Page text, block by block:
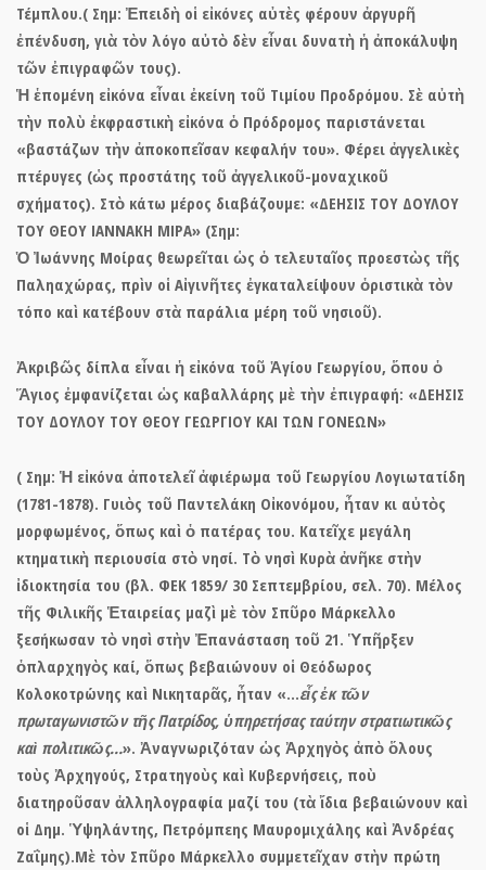
Τέμπλου.( Σημ: Ἐπειδὴ οἱ εἰκόνες αὐτὲς φέρουν ἀργυρῆ
ἐπένδυση, γιὰ τὸν λόγο αὐτὸ δὲν εἶναι δυνατὴ ἡ ἀποκάλυψη
τῶν ἐπιγραφῶν τους).
Ἡ ἑπομένη εἰκόνα εἶναι ἐκείνη τοῦ Τιμίου Προδρόμου. Σὲ αὐτὴ
τὴν πολὺ ἐκφραστικὴ εἰκόνα ὁ Πρόδρομος παριστάνεται
«βαστάζων τὴν ἀποκοπεῖσαν κεφαλήν του». Φέρει ἀγγελικὲς
πτέρυγες (ὡς προστάτης τοῦ ἀγγελικοῦ-μοναχικοῦ
σχήματος). Στὸ κάτω μέρος διαβάζουμε: «ΔΕΗΣΙΣ ΤΟΥ ΔΟΥΛΟΥ
ΤΟΥ ΘΕΟΥ ΙΑΝΝΑΚΗ ΜΙΡΑ» (Σημ:
Ὁ Ἰωάννης Μοίρας θεωρεῖται ὡς ὁ τελευταῖος προεστὼς τῆς
Παληαχώρας, πρὶν οἱ Αἰγινῆτες ἐγκαταλείψουν ὁριστικὰ τὸν
τόπο καὶ κατέβουν στὰ παράλια μέρη τοῦ νησιοῦ).
Ἀκριβῶς δίπλα εἶναι ἡ εἰκόνα τοῦ Ἁγίου Γεωργίου, ὅπου ὁ
Ἅγιος ἐμφανίζεται ὡς καβαλλάρης μὲ τὴν ἐπιγραφή: «ΔΕΗΣΙΣ
ΤΟΥ ΔΟΥΛΟΥ ΤΟΥ ΘΕΟΥ ΓΕΩΡΓΙΟΥ ΚΑΙ ΤΩΝ ΓΟΝΕΩΝ»
( Σημ: Ἡ εἰκόνα ἀποτελεῖ ἀφιέρωμα τοῦ Γεωργίου Λογιωτατίδη
(1781-1878). Γυιὸς τοῦ Παντελάκη Οἰκονόμου, ἦταν κι αὐτὸς
μορφωμένος, ὅπως καὶ ὁ πατέρας του. Κατεῖχε μεγάλη
κτηματικὴ περιουσία στὸ νησί. Τὸ νησὶ Κυρὰ ἀνῆκε στὴν
ἰδιοκτησία του (βλ. ΦΕΚ 1859/ 30 Σεπτεμβρίου, σελ. 70). Μέλος
τῆς Φιλικῆς Ἑταιρείας μαζὶ μὲ τὸν Σπῦρο Μάρκελλο
ξεσήκωσαν τὸ νησὶ στὴν Ἐπανάσταση τοῦ 21. Ὑπῆρξεν
ὁπλαρχηγὸς καί, ὅπως βεβαιώνουν οἱ Θεόδωρος
Κολοκοτρώνης καὶ Νικηταρᾶς, ἦταν «…εἷς ἐκ τῶν
πρωταγωνιστῶν τῆς Πατρίδος, ὑπηρετήσας ταύτην στρατιωτικῶς
καὶ πολιτικῶς…». Ἀναγνωριζόταν ὡς Ἀρχηγὸς ἀπὸ ὅλους
τοὺς Ἀρχηγούς, Στρατηγοὺς καὶ Κυβερνήσεις, ποὺ
διατηροῦσαν ἀλληλογραφία μαζί του (τὰ ἴδια βεβαιώνουν καὶ
οἱ Δημ. Ὑψηλάντης, Πετρόμπεης Μαυρομιχάλης καὶ Ἀνδρέας
Ζαΐμης).Μὲ τὸν Σπῦρο Μάρκελλο συμμετεῖχαν στὴν πρώτη